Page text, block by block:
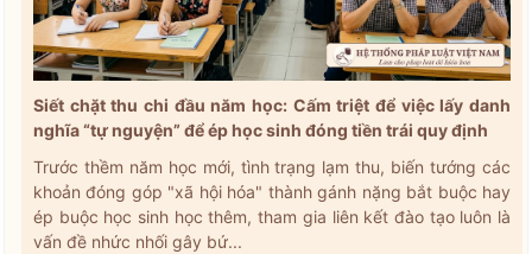
Siết chặt thu chi đầu năm học: Cấm triệt để việc lấy danh
nghĩa “tự nguyện” để ép học sinh đóng tiền trái quy định
Trước thềm năm học mới, tình trạng lạm thu, biến tướng các
khoản đóng góp "xã hội hóa" thành gánh nặng bắt buộc hay
ép buộc học sinh học thêm, tham gia liên kết đào tạo luôn là
vấn đề nhức nhối gây bứ...